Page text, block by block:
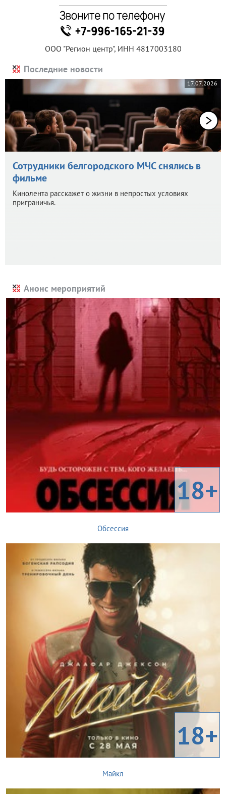
ООО "Регион центр", ИНН 4817003180
Последние новости
17.07.2026
Сотрудники белгородского МЧС снялись в
фильме
Кинолента расскажет о жизни в непростых условиях
приграничья.
Анонс мероприятий
18+
Обсессия
18+
Майкл